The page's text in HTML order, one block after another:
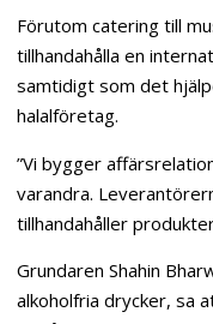
Förutom catering till
tillhandahålla en
samtidigt som det
halalföretag.
”Vi bygger
varandra.
tillhandahåller
Grundaren Shahin
alkoholfria drycker, sa